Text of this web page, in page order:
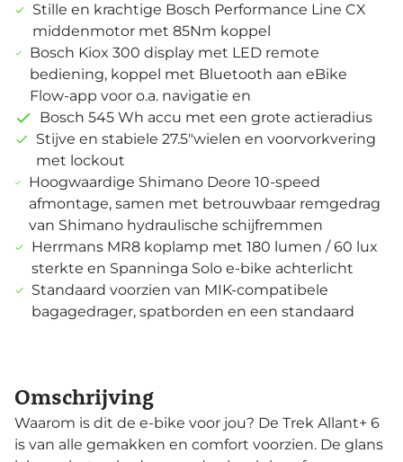
Stille en krachtige Bosch Performance Line CX
middenmotor met 85Nm koppel
Bosch Kiox 300 display met LED remote
bediening, koppel met Bluetooth aan eBike
Flow-app voor o.a. navigatie en
Bosch 545 Wh accu met een grote actieradius
Stijve en stabiele 27.5"wielen en voorvorkvering
met lockout
Hoogwaardige Shimano Deore 10-speed
afmontage, samen met betrouwbaar remgedrag
van Shimano hydraulische schijfremmen
Herrmans MR8 koplamp met 180 lumen / 60 lux
sterkte en Spanninga Solo e-bike achterlicht
Standaard voorzien van MIK-compatibele
bagagedrager, spatborden en een standaard
Omschrijving
Waarom is dit de e-bike voor jou? De Trek Allant+ 6
is van alle gemakken en comfort voorzien. De glans